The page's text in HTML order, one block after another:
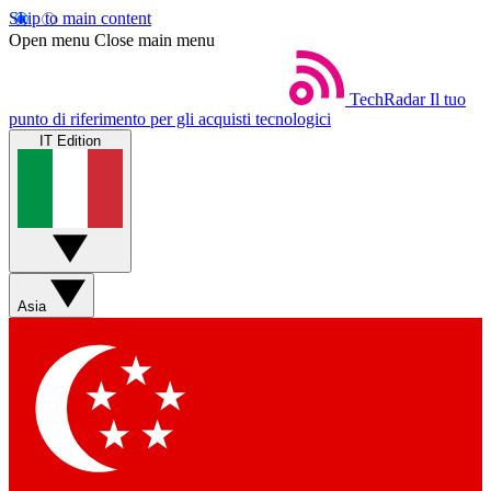
Skip to main content
Open menu Close main menu
TechRadar Il tuo
punto di riferimento per gli acquisti tecnologici
IT Edition
Asia